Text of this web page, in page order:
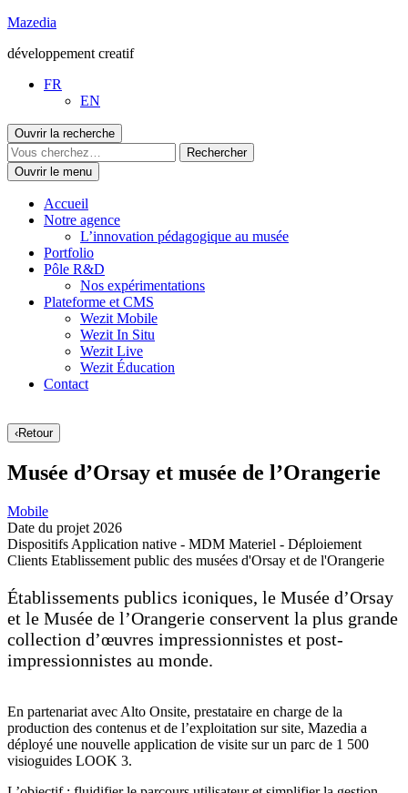
Aller
contenu
Mazedia
développement creatif
FR
EN
Ouvrir la recherche
Ouvrir le menu
Accueil
Notre agence
L’innovation pédagogique au musée
Portfolio
Pôle R&D
Nos expérimentations
Plateforme et CMS
Wezit Mobile
Wezit In Situ
Wezit Live
Wezit Éducation
Contact
‹Retour
Musée d’Orsay et musée de l’Orangerie
Mobile
Date du projet 2026
Dispositifs Application native - MDM Materiel - Déploiement
Clients Etablissement public des musées d'Orsay et de l'Orangerie
Établissements publics iconiques, le Musée d’Orsay
et le Musée de l’Orangerie conservent la plus grande
collection d’œuvres impressionnistes et post-
impressionnistes au monde.
En partenariat avec Alto Onsite, prestataire en charge de la
production des contenus et de l’exploitation sur site, Mazedia a
déployé une nouvelle application de visite sur un parc de 1 500
visioguides LOOK 3.